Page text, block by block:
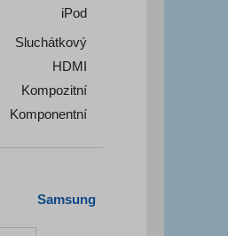
iPod
Sluchátkový
HDMI
Kompozitní
Komponentní
Samsung